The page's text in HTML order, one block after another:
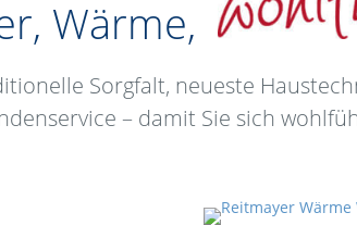
Wärme,
Sorgfalt, neueste
– damit Sie sich